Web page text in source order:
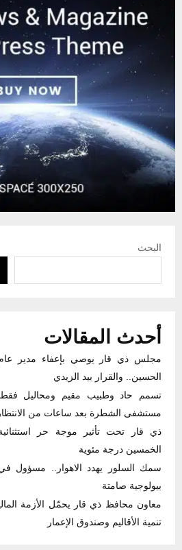
البحث
أحدث المقالات
مجلس ذي قار يوصي بإعفاء مدير
الحسين.. والقرار بيد الزيدي
تسمم حاد وطبيب مقيم ومحاليل
مستشفى الشطرة بعد ساعات من الانتظار
ذي قار تحت تأثير موجة حر
الخمسين درجة مئوية
سمك السلور يهدد الاهوار.. مسؤول
بيولوجية صامتة
معاون محافظ ذي قار يحمّل الأزمة
تنمية الأقاليم وصندوق الإعمار